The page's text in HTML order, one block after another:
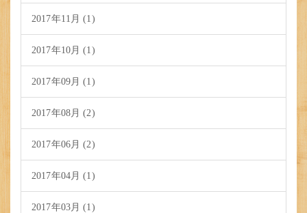
2017年11月 (1)
2017年10月 (1)
2017年09月 (1)
2017年08月 (2)
2017年06月 (2)
2017年04月 (1)
2017年03月 (1)